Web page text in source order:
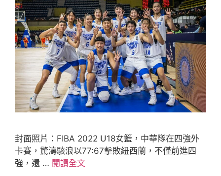
封面照片：FIBA 2022 U18女籃，中華隊在四強外
卡賽，驚濤駭浪以77:67擊敗紐西蘭，不僅前進四
強，還 … 閱讀全文